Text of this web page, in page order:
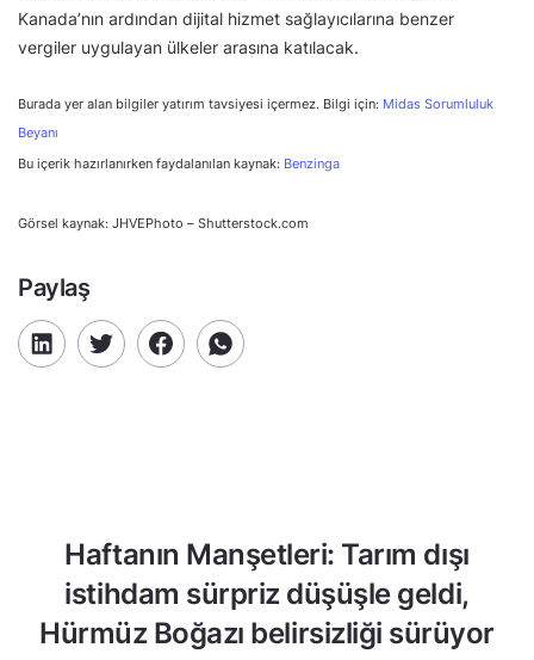
Kanada’nın ardından dijital hizmet sağlayıcılarına benzer
vergiler uygulayan ülkeler arasına katılacak.
Burada yer alan bilgiler yatırım tavsiyesi içermez. Bilgi için: Midas Sorumluluk
Beyanı
Bu içerik hazırlanırken faydalanılan kaynak: Benzinga
Görsel kaynak: JHVEPhoto – Shutterstock.com
Paylaş
Haftanın Manşetleri: Tarım dışı
istihdam sürpriz düşüşle geldi,
Hürmüz Boğazı belirsizliği sürüyor